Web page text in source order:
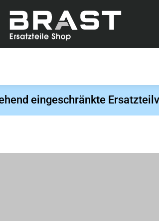
eingeschränkte